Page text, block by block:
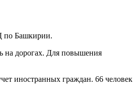
по Башкирии.
на дорогах. Для повышения
иностранных граждан. 66 человек